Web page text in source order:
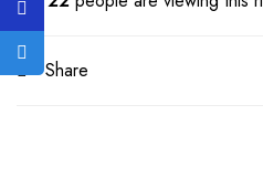
Share